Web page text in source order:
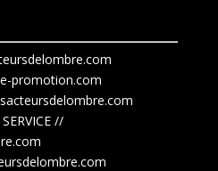
promotion.com
//